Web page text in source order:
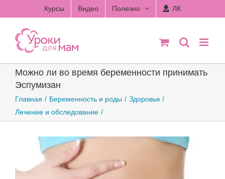
to
content
Курсы Видео Полезно ЛК
Можно ли во время беременности принимать
Эспумизан
Главная Беременность и роды
Здоровье
Лечение и обследование